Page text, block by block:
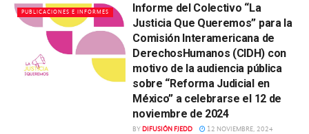
PUBLICACIONES E INFORMES
Informe del Colectivo “La
Justicia Que Queremos” para la
Comisión Interamericana de
DerechosHumanos (CIDH) con
motivo de la audiencia pública
sobre “Reforma Judicial en
México” a celebrarse el 12 de
noviembre de 2024
BY DIFUSIÓN FJEDD 12 NOVIEMBRE, 2024